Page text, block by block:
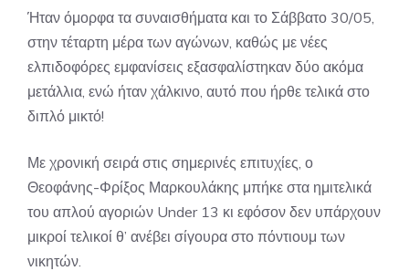
Ήταν όμορφα τα συναισθήματα και το Σάββατο 30/05,
στην τέταρτη μέρα των αγώνων, καθώς με νέες
ελπιδοφόρες εμφανίσεις εξασφαλίστηκαν δύο ακόμα
μετάλλια, ενώ ήταν χάλκινο, αυτό που ήρθε τελικά στο
διπλό μικτό!
Με χρονική σειρά στις σημερινές επιτυχίες, ο
Θεοφάνης-Φρίξος Μαρκουλάκης μπήκε στα ημιτελικά
του απλού αγοριών Under 13 κι εφόσον δεν υπάρχουν
μικροί τελικοί θ’ ανέβει σίγουρα στο πόντιουμ των
νικητών.